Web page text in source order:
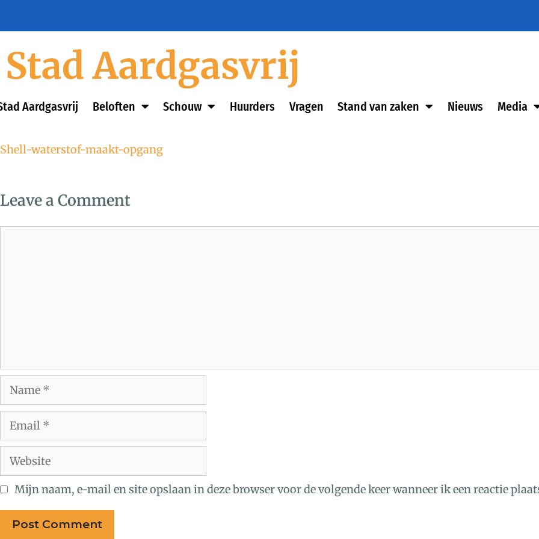
Stad Aardgasvrij
Aardgasvrij Beloften Schouw Huurders Vragen Stand van zaken Nieuws Media
Shell-waterstof-maakt-opgang
Leave a Comment
Mijn naam, e-mail en site opslaan in deze browser voor de volgende keer wanneer ik een reactie